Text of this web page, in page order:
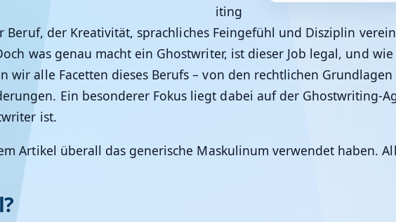
iting
der Kreativität, sprachliches Feingefühl und Disziplin
was genau macht ein Ghostwriter, ist dieser Job legal, und
wir alle Facetten dieses Berufs – von den rechtlichen
Ein besonderer Fokus liegt dabei auf der Ghostwriting-
ist.
Artikel überall das generische Maskulinum verwendet haben.